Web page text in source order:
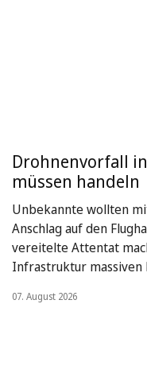
Drohnenvorfall
müssen handeln
Unbekannte wollten
Anschlag auf den
vereitelte Attentat
Infrastruktur massiven
07. August 2026